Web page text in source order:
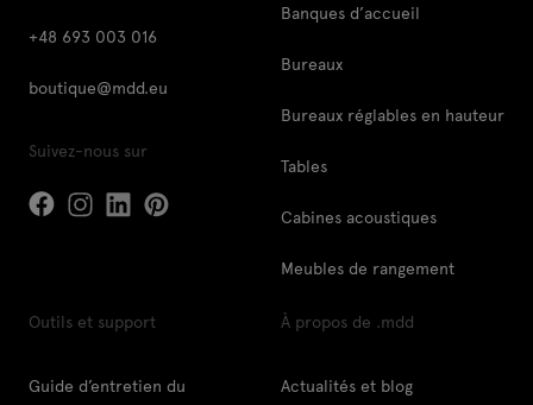
+48 693 003 016
boutique@mdd.eu
Suivez-nous sur
Banques d’accueil
Bureaux
Bureaux réglables en hauteur
Tables
Cabines acoustiques
Meubles de rangement
Outils et support
Guide d’entretien du
À propos de .mdd
Actualités et blog